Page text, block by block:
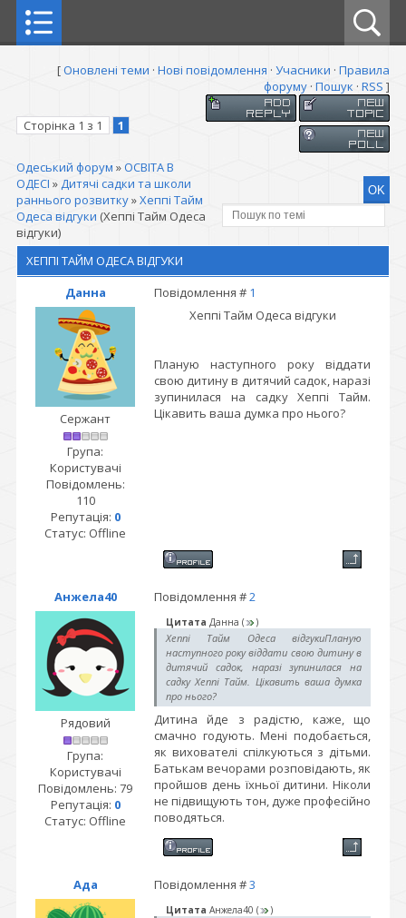
[Оновлені теми · Нові повідомлення · Учасники · Правила
форуму · Пошук · RSS ]
Сторінка 1 з 1 1
Одеський форум »ОСВІТА В
ОДЕСІ »Дитячі садки та школи
раннього розвитку»Хеппі Тайм
Одеса відгуки (Хеппі Тайм Одеса
відгуки)
ХЕППІ ТАЙМ ОДЕСА ВІДГУКИ
Данна
Повідомлення # 1
Сержант
Група:
Користувачі
Повідомлень:
110
Репутація: 0
Статус: Offline
Хеппі Тайм Одеса відгуки
Планую наступного року віддати
свою дитину в дитячий садок, наразі
зупинилася на садку Хеппі Тайм.
Цікавить ваша думка про нього?
Анжела40 Повідомлення #2
Рядовий
Група:
Користувачі
Повідомлень: 79
Репутація: 0
Статус: Offline
Цитата Данна ( )
Хеппі Тайм Одеса відгукиПланую
наступного року віддати свою дитину в
дитячий садок, наразі зупинилася на
садку Хеппі Тайм. Цікавить ваша думка
про нього?
Дитина йде з радістю, каже, що
смачно годують. Мені подобається,
як вихователі спілкуються з дітьми.
Батькам вечорами розповідають, як
пройшов день їхньої дитини. Ніколи
не підвищують тон, дуже професійно
поводяться.
Ада Повідомлення #3
Цитата Анжела40 ( )